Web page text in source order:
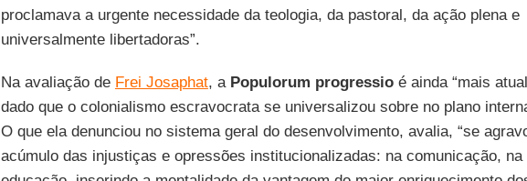
proclamava a urgente necessidade da teologia, da pastoral, da ação plena e
universalmente libertadoras”.
Na avaliação de Frei Josaphat, a Populorum progressioé ainda “mais
dado que o colonialismo escravocrata se universalizou sobre no plano
O que ela denunciou no sistema geral do desenvolvimento, avalia, “se
acúmulo das injustiças e opressões institucionalizadas: na comunicação, na